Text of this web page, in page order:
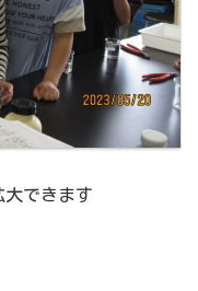
大できます